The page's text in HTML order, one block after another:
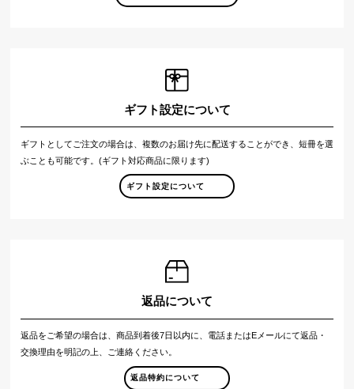
ギフト設定について
ギフトとしてご注文の場合は、複数のお届け先に配送することができ、短冊を選
ぶことも可能です。(ギフト対応商品に限ります)
ギフト設定について
返品について
返品をご希望の場合は、商品到着後7日以内に、電話またはEメールにて返品・
交換理由を明記の上、ご連絡ください。
返品特約について